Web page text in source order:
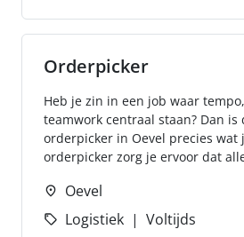
Orderpicker
Heb je zin in een job waar
teamwork centraal staan? Dan is
orderpicker in Oevel precies wat
orderpicker zorg je ervoor dat
Oevel
Logistiek
Voltijds